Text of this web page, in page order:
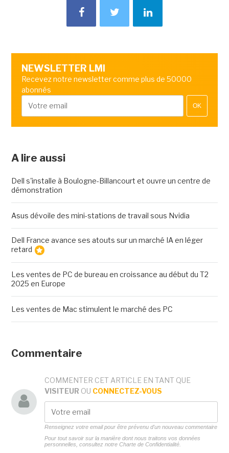
NEWSLETTER LMI
Recevez notre newsletter comme plus de 50000
abonnés
OK
A lire aussi
Dell s'installe à Boulogne-Billancourt et ouvre un centre de
démonstration
Asus dévoile des mini-stations de travail sous Nvidia
Dell France avance ses atouts sur un marché IA en léger
retard
Les ventes de PC de bureau en croissance au début du T2
2025 en Europe
Les ventes de Mac stimulent le marché des PC
Commentaire
COMMENTER CET ARTICLE EN TANT QUE
VISITEUR OU CONNECTEZ-VOUS
Renseignez votre email pour être prévenu d'un nouveau commentaire
Pour tout savoir sur la manière dont nous traitons vos données
personnelles, consultez notre Charte de Confidentialité.